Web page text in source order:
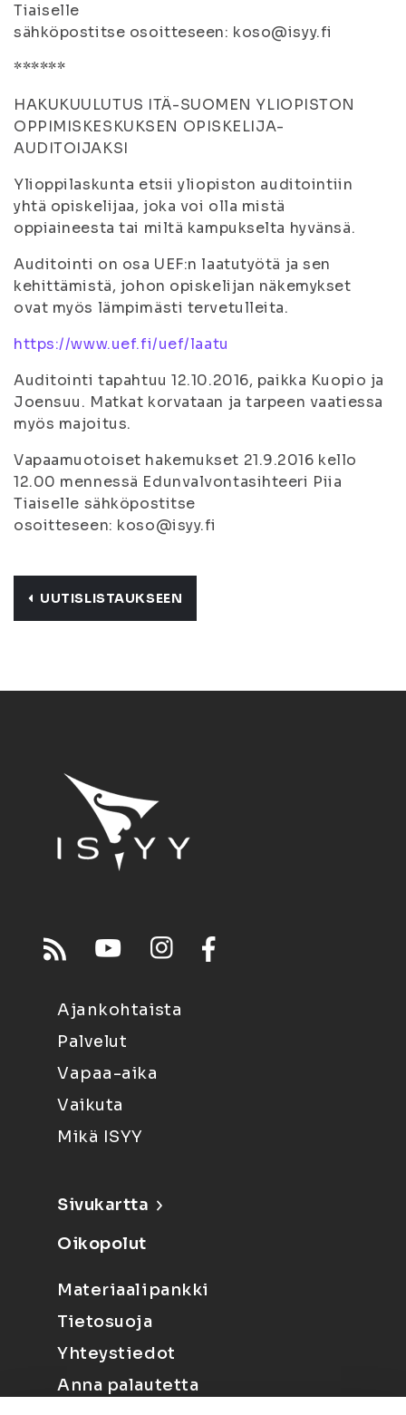
Tiaiselle
sähköpostitse osoitteseen: koso@isyy.fi
******
HAKUKUULUTUS ITÄ-SUOMEN YLIOPISTON
OPPIMISKESKUKSEN OPISKELIJA-
AUDITOIJAKSI
Ylioppilaskunta etsii yliopiston auditointiin
yhtä opiskelijaa, joka voi olla mistä
oppiaineesta tai miltä kampukselta hyvänsä.
Auditointi on osa UEF:n laatutyötä ja sen
kehittämistä, johon opiskelijan näkemykset
ovat myös lämpimästi tervetulleita.
https://www.uef.fi/uef/laatu
Auditointi tapahtuu 12.10.2016, paikka Kuopio ja
Joensuu. Matkat korvataan ja tarpeen vaatiessa
myös majoitus.
Vapaamuotoiset hakemukset 21.9.2016 kello
12.00 mennessä Edunvalvontasihteeri Piia
Tiaiselle sähköpostitse
osoitteseen: koso@isyy.fi
UUTISLISTAUKSEEN
Ajankohtaista
Palvelut
Vapaa-aika
Vaikuta
Mikä ISYY
Sivukartta
Oikopolut
Materiaalipankki
Tietosuoja
Yhteystiedot
Anna palautetta